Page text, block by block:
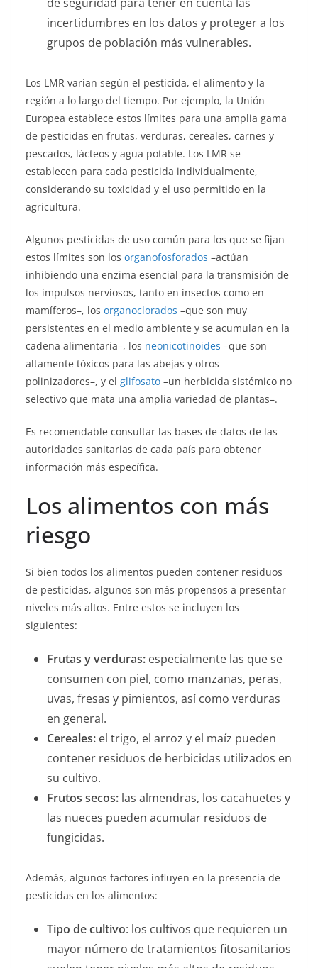
incertidumbres en los datos y proteger a los
grupos de población más vulnerables.
Los LMR varían según el pesticida, el alimento y la
región a lo largo del tiempo. Por ejemplo, la Unión
Europea establece estos límites para una amplia gama
de pesticidas en frutas, verduras, cereales, carnes y
pescados, lácteos y agua potable. Los LMR se
establecen para cada pesticida individualmente,
considerando su toxicidad y el uso permitido en la
agricultura.
Algunos pesticidas de uso común para los que se fijan
estos límites son los organofosforados –actúan
inhibiendo una enzima esencial para la transmisión de
los impulsos nerviosos, tanto en insectos como en
mamíferos–, los organoclorados –que son muy
persistentes en el medio ambiente y se acumulan en la
cadena alimentaria–, los neonicotinoides –que son
altamente tóxicos para las abejas y otros
polinizadores–, y el glifosato –un herbicida sistémico no
selectivo que mata una amplia variedad de plantas–.
Es recomendable consultar las bases de datos de las
autoridades sanitarias de cada país para obtener
información más específica.
Los alimentos con más
riesgo
Si bien todos los alimentos pueden contener residuos
de pesticidas, algunos son más propensos a presentar
niveles más altos. Entre estos se incluyen los
siguientes:
Frutas y verduras: especialmente las que se
consumen con piel, como manzanas, peras,
uvas, fresas y pimientos, así como verduras
en general.
Cereales: el trigo, el arroz y el maíz pueden
contener residuos de herbicidas utilizados en
su cultivo.
Frutos secos: las almendras, los cacahuetes y
las nueces pueden acumular residuos de
fungicidas.
Además, algunos factores influyen en la presencia de
pesticidas en los alimentos:
Tipo de cultivo: los cultivos que requieren un
mayor número de tratamientos fitosanitarios